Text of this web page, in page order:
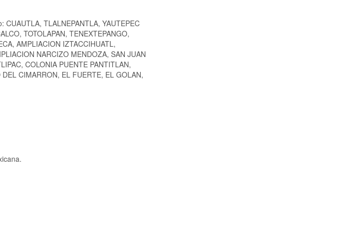
CUAUTLA, TLALNEPANTLA, YAUTEPEC
TOTOLAPAN, TENEXTEPANGO,
AMPLIACION IZTACCIHUATL,
NARCIZO MENDOZA, SAN JUAN
COLONIA PUENTE PANTITLAN,
CIMARRON, EL FUERTE, EL GOLAN,